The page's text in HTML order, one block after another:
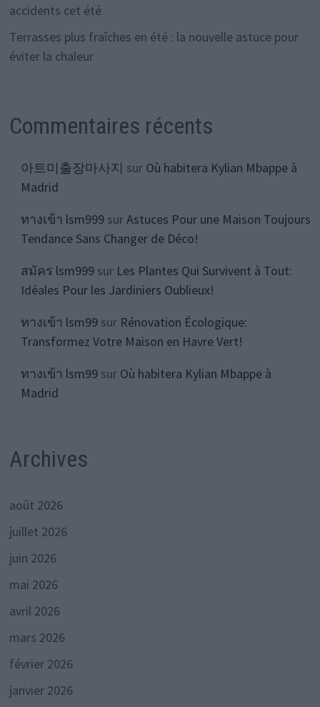
accidents cet été
Terrasses plus fraîches en été : la nouvelle astuce pour
éviter la chaleur
Commentaires récents
아트미출장마사지 sur Où habitera Kylian Mbappe à
Madrid
ทางเข้า lsm999surAstuces Pour une Maison Toujours
Tendance Sans Changer de Déco!
สมัคร lsm999sur Les Plantes Qui Survivent à Tout:
Idéales Pour les Jardiniers Oublieux!
ทางเข้า lsm99sur Rénovation Écologique:
Transformez Votre Maison en Havre Vert!
ทางเข้า lsm99sur Où habitera Kylian Mbappe à
Madrid
Archives
août 2026
juillet 2026
juin 2026
mai 2026
avril 2026
mars 2026
février 2026
janvier 2026